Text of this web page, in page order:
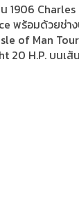
1906
พร้อมด้วยช่า
of Man
20 H.P. บนเ
40.38 ไมล์ต่อรอ
กันแค่ความเร็ว